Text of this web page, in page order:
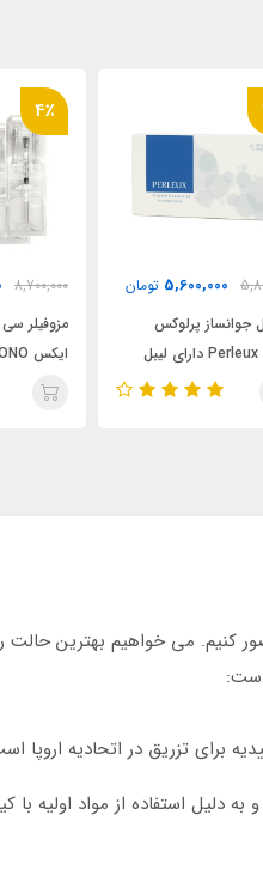
5,600,000 تومان
جوانساز پرلوکس
Perleux Face دارای لیبل
بهداشت
4٪
8,700,000
مزوفیلر
لیبل
می خواهیم بهترین حالت